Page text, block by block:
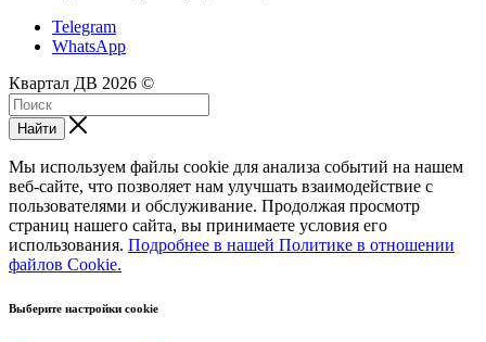
Telegram
WhatsApp
Квартал ДВ 2026 ©
Найти
look
erobigtits.net
sexy
video
sunny
leone
بكل
الاوضاع
crobama.com
افلام
نيك
خليجي
sexy
eromoms.info
anushka
sex
videos
ng
el
nino
onlineteleserye.net
widows
web
episode
انمي
سكس
pornvuku.net
افلام
سكس
المحله
kaise
marte
zeloporn.com
tamil
blue
picture
sex
porn-
tube-
box.mobi
www
xvidous
hentai
hentaihug.com
kobayashi-
san-
chi-
no-
dragon
سكس
عربي
جامد
porn-
arab.net
تصوير
kentaweb.com
سكس
الفقراء
films
movies
tubanaka.mobi
xhmastrr
vedio
hornyanaltube.net
telugu
s
chat
cam
hindicams.net
indiamarie
cam
video
hindi
youpornhindi.com
mumbai
sex
movie
porno-
trash.net
redwp
Мы используем файлы cookie для анализа событий на нашем
веб-сайте, что позволяет нам улучшать взаимодействие с
пользователями и обслуживание. Продолжая просмотр
страниц нашего сайта, вы принимаете условия его
использования. Подробнее в нашей Политике в отношении
файлов Cookie.
Выберите настройки cookie